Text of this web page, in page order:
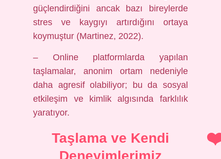
güçlendirdiğini ancak bazı bireylerde
stres ve kaygıyı artırdığını ortaya
koymuştur (Martinez, 2022).
– Online platformlarda yapılan
taşlamalar, anonim ortam nedeniyle
daha agresif olabiliyor; bu da sosyal
etkileşim ve kimlik algısında farklılık
yaratıyor.
Taşlama ve Kendi
Deneyimlerimiz